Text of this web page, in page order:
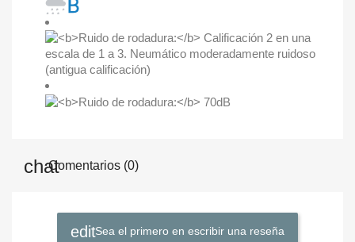
Comentarios (0)
Sea el primero en escribir una reseña